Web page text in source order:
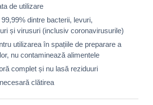
de utilizare
dintre bacterii, levuri,
și virusuri (inclusiv coronavirusurile)
utilizarea în spațiile de preparare a
nu contaminează alimentele
complet și nu lasă reziduuri
clătirea